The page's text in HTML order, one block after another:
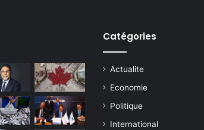
Catégories
Actualite
Economie
Politique
International